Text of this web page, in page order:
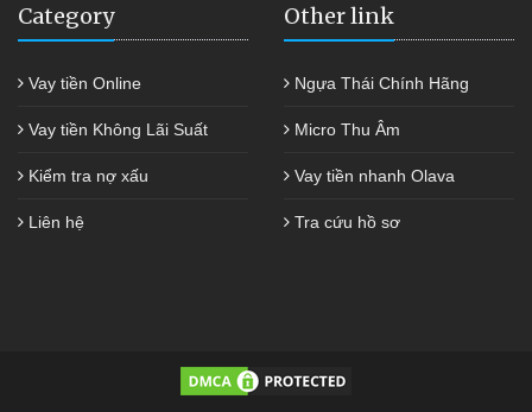
Category
Vay tiền Online
Vay tiền Không Lãi Suất
Kiểm tra nợ xấu
Liên hệ
Other link
Ngựa Thái Chính Hãng
Micro Thu Âm
Vay tiền nhanh Olava
Tra cứu hồ sơ